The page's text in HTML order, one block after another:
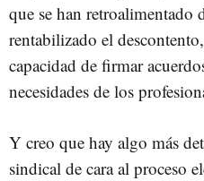
que se han retroalimentado
rentabilizado el
capacidad de firmar
necesidades de los
Y creo que hay algo más
sindical de cara al proceso